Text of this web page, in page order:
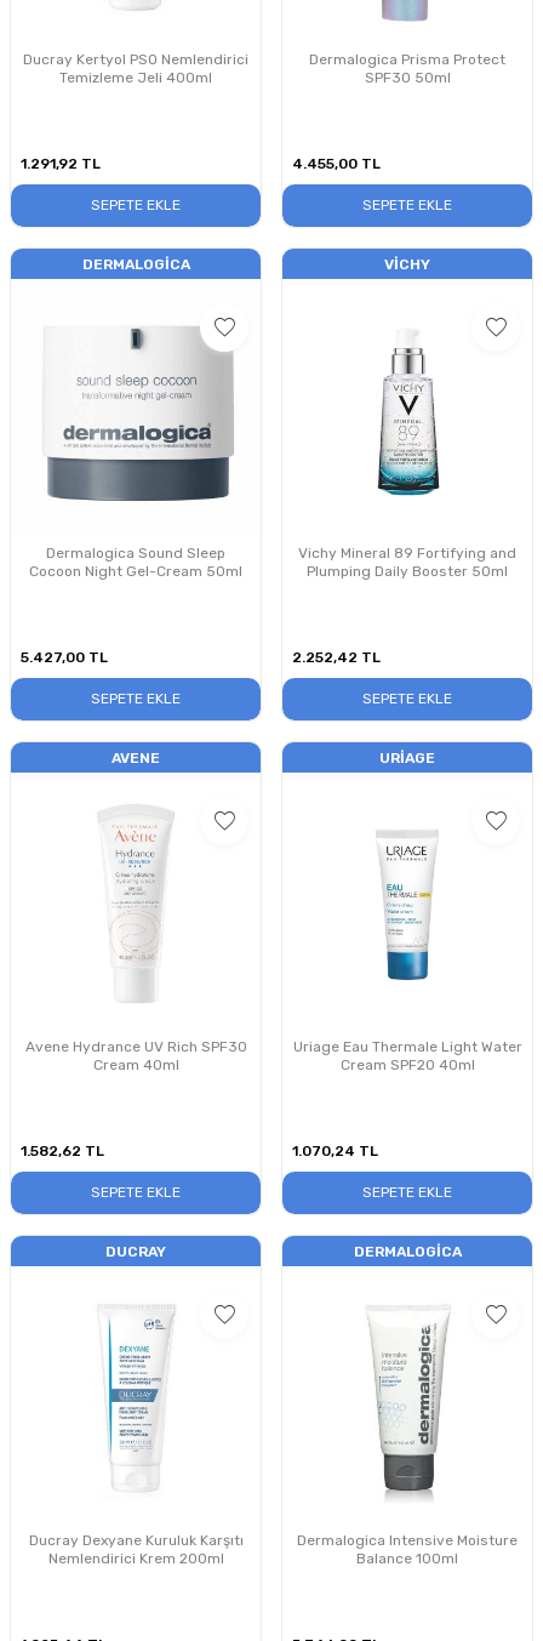
Ducray Kertyol PSO Nemlendirici
Temizleme Jeli 400ml
1.291,92 TL
SEPETE EKLE
Dermalogica Prisma Protect
SPF30 50ml
4.455,00 TL
SEPETE EKLE
DERMALOGICA
Dermalogica Sound Sleep
Cocoon Night Gel-Cream 50ml
5.427,00 TL
SEPETE EKLE
VICHY
Vichy Mineral 89 Fortifying and
Plumping Daily Booster 50ml
2.252,42 TL
SEPETE EKLE
AVENE
Avene Hydrance UV Rich SPF30
Cream 40ml
1.582,62 TL
SEPETE EKLE
URIAGE
Uriage Eau Thermale Light Water
Cream SPF20 40ml
1.070,24 TL
SEPETE EKLE
DUCRAY
Ducray Dexyane Kuruluk Karşıtı
Nemlendirici Krem 200ml
DERMALOGICA
Dermalogica Intensive Moisture
Balance 100ml